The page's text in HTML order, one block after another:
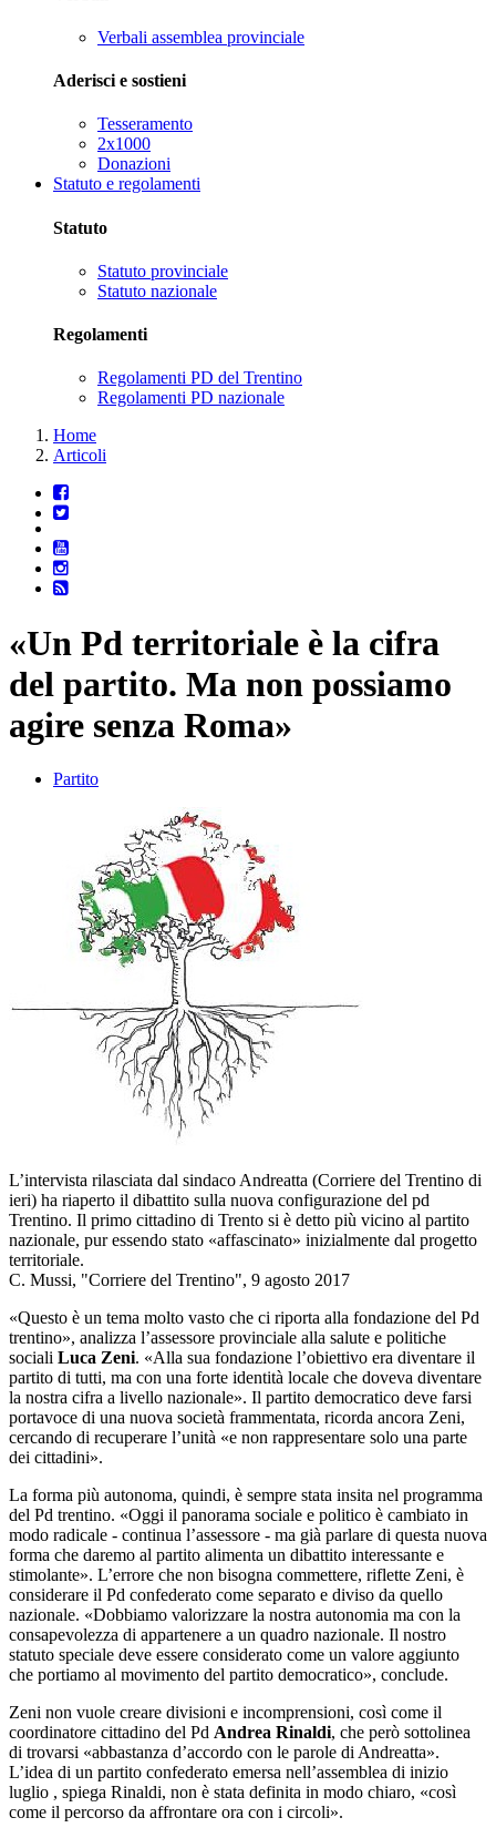
Verbali assemblea provinciale
Aderisci e sostieni
Tesseramento
2x1000
Donazioni
Statuto e regolamenti
Statuto
Statuto provinciale
Statuto nazionale
Regolamenti
Regolamenti PD del Trentino
Regolamenti PD nazionale
Home
Articoli
«Un Pd territoriale è la cifra
del partito. Ma non possiamo
agire senza Roma»
Partito
L’intervista rilasciata dal sindaco Andreatta (Corriere del Trentino di
ieri) ha riaperto il dibattito sulla nuova configurazione del pd
Trentino. Il primo cittadino di Trento si è detto più vicino al partito
nazionale, pur essendo stato «affascinato» inizialmente dal progetto
territoriale.
C. Mussi, "Corriere del Trentino", 9 agosto 2017
«Questo è un tema molto vasto che ci riporta alla fondazione del Pd
trentino», analizza l’assessore provinciale alla salute e politiche
sociali Luca Zeni. «Alla sua fondazione l’obiettivo era diventare il
partito di tutti, ma con una forte identità locale che doveva diventare
la nostra cifra a livello nazionale». Il partito democratico deve farsi
portavoce di una nuova società frammentata, ricorda ancora Zeni,
cercando di recuperare l’unità «e non rappresentare solo una parte
dei cittadini».
La forma più autonoma, quindi, è sempre stata insita nel programma
del Pd trentino. «Oggi il panorama sociale e politico è cambiato in
modo radicale - continua l’assessore - ma già parlare di questa nuova
forma che daremo al partito alimenta un dibattito interessante e
stimolante». L’errore che non bisogna commettere, riflette Zeni, è
considerare il Pd confederato come separato e diviso da quello
nazionale. «Dobbiamo valorizzare la nostra autonomia ma con la
consapevolezza di appartenere a un quadro nazionale. Il nostro
statuto speciale deve essere considerato come un valore aggiunto
che portiamo al movimento del partito democratico», conclude.
Zeni non vuole creare divisioni e incomprensioni, così come il
coordinatore cittadino del Pd Andrea Rinaldi, che però sottolinea
di trovarsi «abbastanza d’accordo con le parole di Andreatta».
L’idea di un partito confederato emersa nell’assemblea di inizio
luglio , spiega Rinaldi, non è stata definita in modo chiaro, «così
come il percorso da affrontare ora con i circoli».